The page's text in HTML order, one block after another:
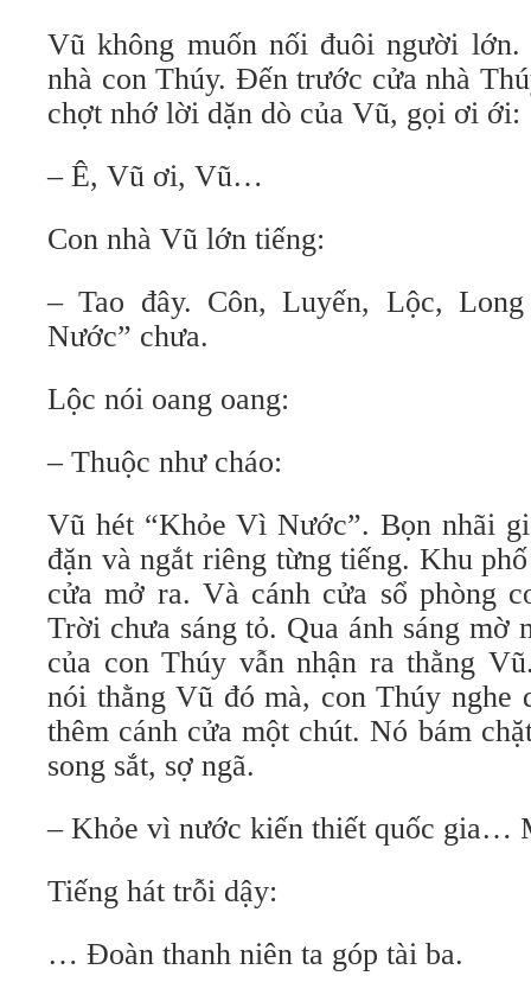
Vũ không muốn nối đuôi người lớn.
nhà con Thúy. Đến trước cửa nhà
chợt nhớ lời dặn dò của Vũ, gọi ơi ới:
– Ê, Vũ ơi, Vũ…
Con nhà Vũ lớn tiếng:
– Tao đây. Côn, Luyến, Lộc,
Nước” chưa.
Lộc nói oang oang:
– Thuộc như cháo:
Vũ hét “Khỏe Vì Nước”. Bọn nhãi
đặn và ngắt riêng từng tiếng. Khu
cửa mở ra. Và cánh cửa sổ phòng
Trời chưa sáng tỏ. Qua ánh sáng mờ
của con Thúy vẫn nhận ra thằng
nói thằng Vũ đó mà, con Thúy nghe
thêm cánh cửa một chút. Nó bám
song sắt, sợ ngã.
– Khỏe vì nước kiến thiết quốc gia…
Tiếng hát trỗi dậy:
… Đoàn thanh niên ta góp tài ba.